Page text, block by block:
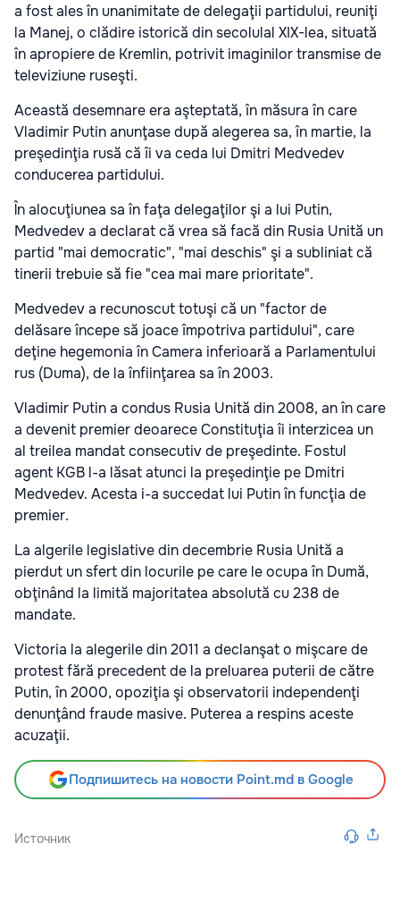
a fost ales în unanimitate de delegaţii partidului, reuniţi
la Manej, o clădire istorică din secolulal XIX-lea, situată
în apropiere de Kremlin, potrivit imaginilor transmise de
televiziune ruseşti.
Această desemnare era aşteptată, în măsura în care
Vladimir Putin anunţase după alegerea sa, în martie, la
preşedinţia rusă că îi va ceda lui Dmitri Medvedev
conducerea partidului.
În alocuţiunea sa în faţa delegaţilor şi a lui Putin,
Medvedev a declarat că vrea să facă din Rusia Unită un
partid "mai democratic", "mai deschis" şi a subliniat că
tinerii trebuie să fie "cea mai mare prioritate".
Medvedev a recunoscut totuşi că un "factor de
delăsare începe să joace împotriva partidului", care
deţine hegemonia în Camera inferioară a Parlamentului
rus (Duma), de la înfiinţarea sa în 2003.
Vladimir Putin a condus Rusia Unită din 2008, an în care
a devenit premier deoarece Constituţia îi interzicea un
al treilea mandat consecutiv de preşedinte. Fostul
agent KGB l-a lăsat atunci la preşedinţie pe Dmitri
Medvedev. Acesta i-a succedat lui Putin în funcţia de
premier.
La algerile legislative din decembrie Rusia Unită a
pierdut un sfert din locurile pe care le ocupa în Dumă,
obţinând la limită majoritatea absolută cu 238 de
mandate.
Victoria la alegerile din 2011 a declanşat o mişcare de
protest fără precedent de la preluarea puterii de către
Putin, în 2000, opoziţia şi observatorii independenţi
denunţând fraude masive. Puterea a respins aceste
acuzaţii.
Подпишитесь на новости Point.md в Google
Источник